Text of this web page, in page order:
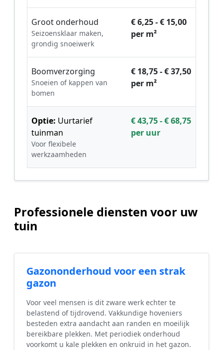
Groot onderhoud
Seizoensklaar maken,
grondig snoeiwerk
€ 6,25 - € 15,00
per m²
Boomverzorging
Snoeien of kappen van
bomen
€ 18,75 - € 37,50
per m²
Optie: Uurtarief
tuinman
Voor flexibele
werkzaamheden
€ 43,75 - € 68,75
per uur
Professionele diensten voor uw
tuin
Gazononderhoud voor een strak
gazon
Voor veel mensen is dit zware werk echter te
belastend of tijdrovend. Vakkundige hoveniers
besteden extra aandacht aan randen en moeilijk
bereikbare plekken. Met periodiek onderhoud
voorkomt u kale plekken en onkruid in het gazon.